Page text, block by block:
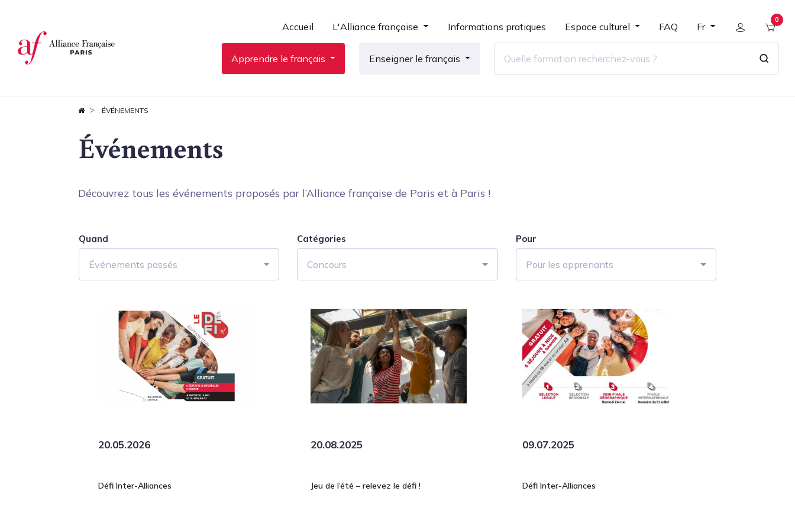
Accueil L'Alliance française Informations pratiques Espace culturel FAQ Fr
0
Apprendre le français Enseigner le français
ÉVÉNEMENTS
Événements
Découvrez tous les événements proposés par l’Alliance française de Paris et à Paris !
Quand
Événements passés
Catégories
Concours
Pour
Pour les apprenants
20.05.2026
Défi Inter-Alliances
20.08.2025
Jeu de l’été – relevez le défi !
09.07.2025
Défi Inter-Alliances